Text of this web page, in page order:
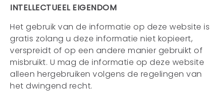
INTELLECTUEEL EIGENDOM
Het gebruik van de informatie op deze website is
gratis zolang u deze informatie niet kopieert,
verspreidt of op een andere manier gebruikt of
misbruikt. U mag de informatie op deze website
alleen hergebruiken volgens de regelingen van
het dwingend recht.